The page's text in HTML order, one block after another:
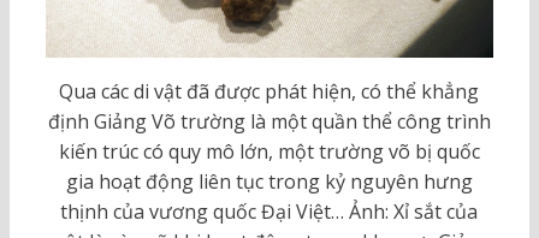
Qua các di vật đã được phát hiện, có thể khẳng
định Giảng Võ trường là một quần thể công trình
kiến trúc có quy mô lớn, một trường võ bị quốc
gia hoạt động liên tục trong kỷ nguyên hưng
thịnh của vương quốc Đại Việt… Ảnh: Xỉ sắt của